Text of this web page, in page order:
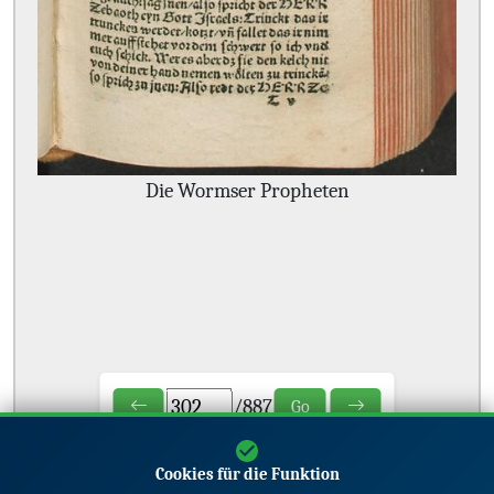
Die Wormser Propheten
/887 Go
Cookies für die Funktion